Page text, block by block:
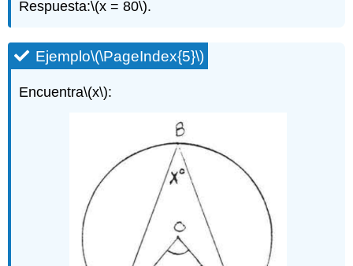
Respuesta:\(x = 80\).
Ejemplo\(\PageIndex{5}\)
Encuentra\(x\):